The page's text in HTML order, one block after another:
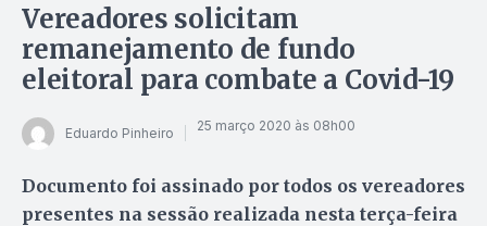
Vereadores solicitam
remanejamento de fundo
eleitoral para combate a Covid-19
Eduardo Pinheiro 25 março 2020 às 08h00
Documento foi assinado por todos os vereadores
presentes na sessão realizada nesta terça-feira